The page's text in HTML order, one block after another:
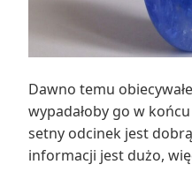
Dawno temu
wypadałoby go w
setny odcinek jest
informacji jest dużo,